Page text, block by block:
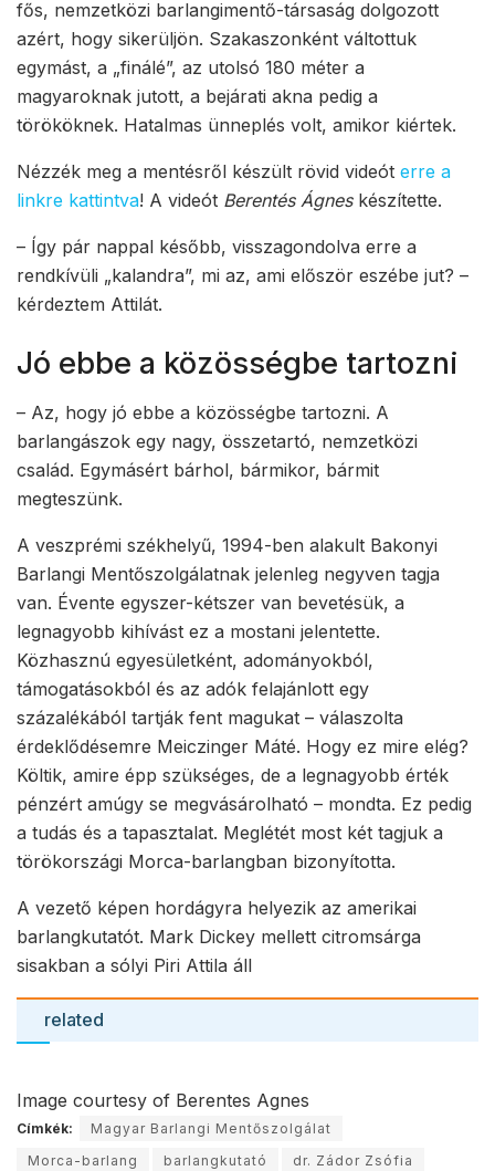
fős, nemzetközi barlangimentő-társaság dolgozott
azért, hogy sikerüljön. Szakaszonként váltottuk
egymást, a „finálé”, az utolsó 180 méter a
magyaroknak jutott, a bejárati akna pedig a
törököknek. Hatalmas ünneplés volt, amikor kiértek.
Nézzék meg a mentésről készült rövid videót erre a
linkre kattintva! A videót Berentés Ágneskészítette.
– Így pár nappal később, visszagondolva erre a
rendkívüli „kalandra”, mi az, ami először eszébe jut? –
kérdeztem Attilát.
Jó ebbe a közösségbe tartozni
– Az, hogy jó ebbe a közösségbe tartozni. A
barlangászok egy nagy, összetartó, nemzetközi
család. Egymásért bárhol, bármikor, bármit
megteszünk.
A veszprémi székhelyű, 1994-ben alakult Bakonyi
Barlangi Mentőszolgálatnak jelenleg negyven tagja
van. Évente egyszer-kétszer van bevetésük, a
legnagyobb kihívást ez a mostani jelentette.
Közhasznú egyesületként, adományokból,
támogatásokból és az adók felajánlott egy
százalékából tartják fent magukat – válaszolta
érdeklődésemre Meiczinger Máté. Hogy ez mire elég?
Költik, amire épp szükséges, de a legnagyobb érték
pénzért amúgy se megvásárolható – mondta. Ez pedig
a tudás és a tapasztalat. Meglétét most két tagjuk a
törökországi Morca-barlangban bizonyította.
A vezető képen hordágyra helyezik az amerikai
barlangkutatót. Mark Dickey mellett citromsárga
sisakban a sólyi Piri Attila áll
related
Image courtesy of Berentes Agnes
Címkék:
Magyar Barlangi Mentőszolgálat
Morca-barlang
barlangkutató
dr. Zádor Zsófia